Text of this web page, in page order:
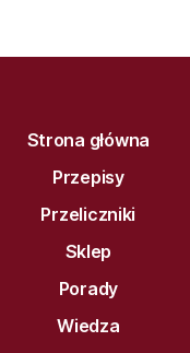
Strona główna
Przepisy
Przeliczniki
Sklep
Porady
Wiedza